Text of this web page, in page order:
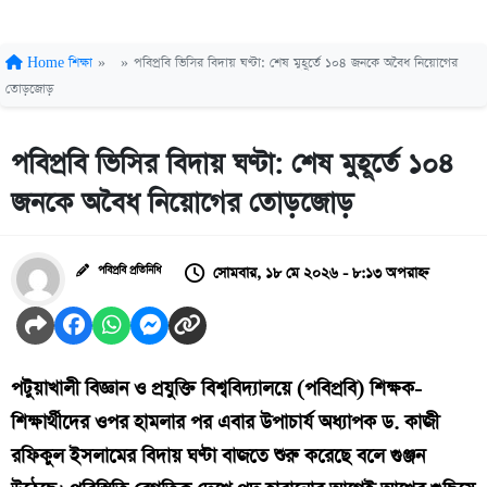
Home শিক্ষা » » পবিপ্রবি ভিসির বিদায় ঘণ্টা: শেষ মুহূর্তে ১০৪ জনকে অবৈধ নিয়োগের
তোড়জোড়
পবিপ্রবি ভিসির বিদায় ঘণ্টা: শেষ মুহূর্তে ১০৪
জনকে অবৈধ নিয়োগের তোড়জোড়
পবিপ্রবি প্রতিনিধি সোমবার, ১৮ মে ২০২৬ - ৮:১৩ অপরাহ্ন
পটুয়াখালী বিজ্ঞান ও প্রযুক্তি বিশ্ববিদ্যালয়ে (পবিপ্রবি) শিক্ষক-
শিক্ষার্থীদের ওপর হামলার পর এবার উপাচার্য অধ্যাপক ড. কাজী
রফিকুল ইসলামের বিদায় ঘণ্টা বাজতে শুরু করেছে বলে গুঞ্জন